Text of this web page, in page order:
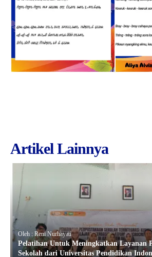
Artikel Lainnya
Oleh : Reni Nurhayati
Pelatihan Untuk Meningkatkan Layanan
Sekolah dari Universitas Pendidikan